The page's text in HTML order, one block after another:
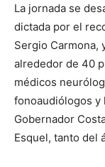
La jornada se
dictada por el
Sergio Carmona,
alrededor de 40
médicos
fonoaudiólogos y
Gobernador
Esquel, tanto del